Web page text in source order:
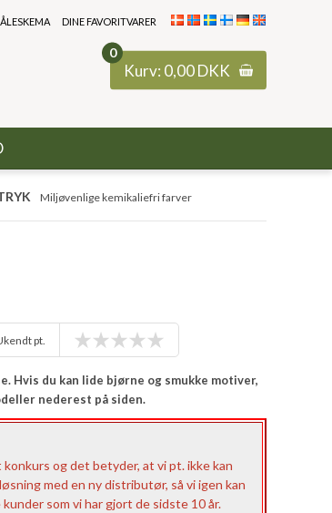
0
Kurv: 0,00DKK
DINE FAVORITVARER
Miljøvenlige kemikaliefri farver
pt.
du kan lide bjørne og smukke motiver,
nederest på siden.
og det betyder, at vi pt. ikke kan
med en ny distributør, så vi igen kan
som vi har gjort de sidste 10 år.